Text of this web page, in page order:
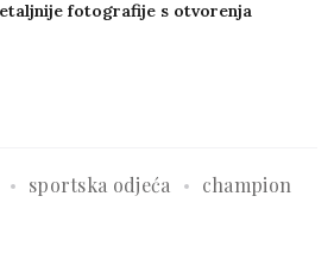
fotografije s otvorenja
sportska odjeća champion